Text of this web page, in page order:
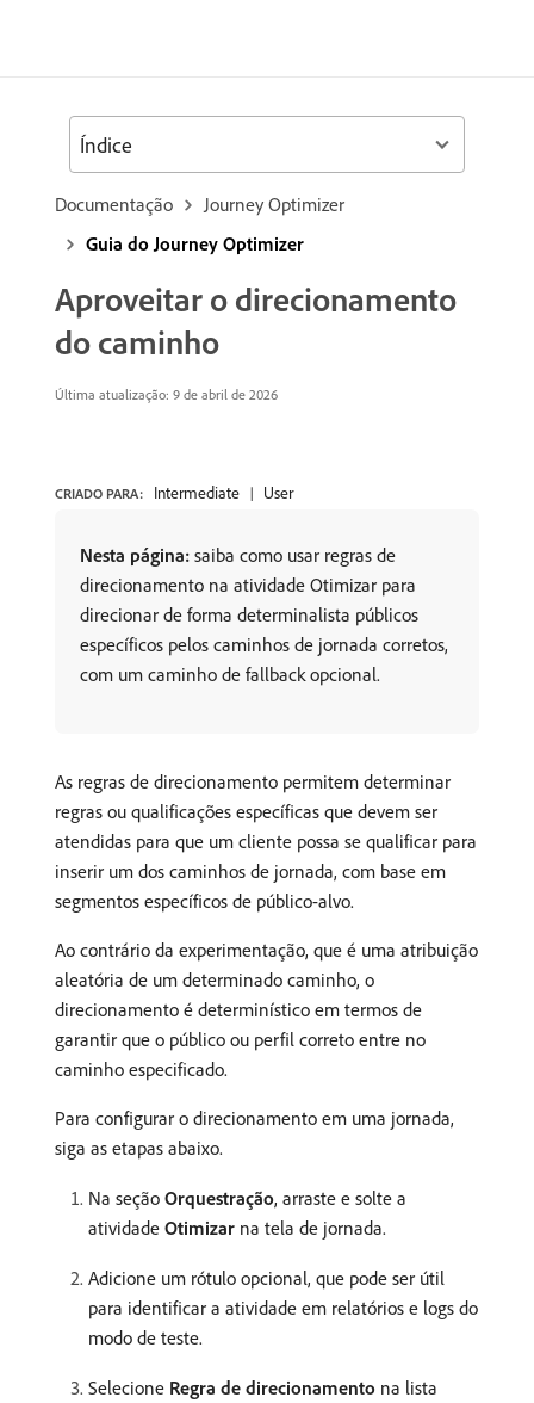
Documentação
Journey Optimizer
Guia do Journey Optimizer
Aproveitar o direcionamento
do caminho
Última atualização: 9 de abril de 2026
CRIADO PARA: Intermediate User
Nesta página: saiba como usar regras de
direcionamento na atividade Otimizar para
direcionar de forma determinalista públicos
específicos pelos caminhos de jornada corretos,
com um caminho de fallback opcional.
As regras de direcionamento permitem determinar
regras ou qualificações específicas que devem ser
atendidas para que um cliente possa se qualificar para
inserir um dos caminhos de jornada, com base em
segmentos específicos de público-alvo.
Ao contrário da experimentação, que é uma atribuição
aleatória de um determinado caminho, o
direcionamento é determinístico em termos de
garantir que o público ou perfil correto entre no
caminho especificado.
Para configurar o direcionamento em uma jornada,
siga as etapas abaixo.
Na seção Orquestração, arraste e solte a
atividade Otimizar na tela de jornada.
Adicione um rótulo opcional, que pode ser útil
para identificar a atividade em relatórios e logs do
modo de teste.
Selecione Regra de direcionamento na lista
Índice